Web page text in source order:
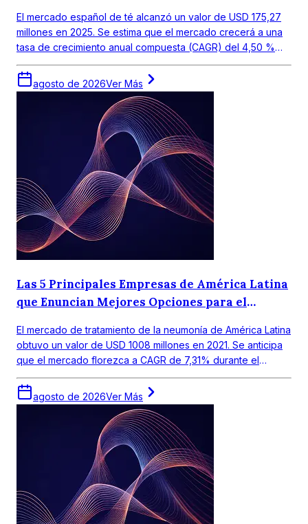
El mercado español de té alcanzó un valor de USD 175,27
millones en 2025. Se estima que el mercado crecerá a una
tasa de crecimiento anual compuesta (CAGR) del 4,50 %
entre 2026 y 2035, para alcanzar un valor de USD 272,19
millones en 2035.
agosto de 2026Ver Más
Las 5 Principales Empresas de América Latina
que Enuncian Mejores Opciones para el
El mercado de tratamiento de la neumonía de América Latina
obtuvo un valor de USD 1008 millones en 2021. Se anticipa
que el mercado florezca a CAGR de 7,31% durante el
periodo de pronóstico 2022-2027.
agosto de 2026Ver Más